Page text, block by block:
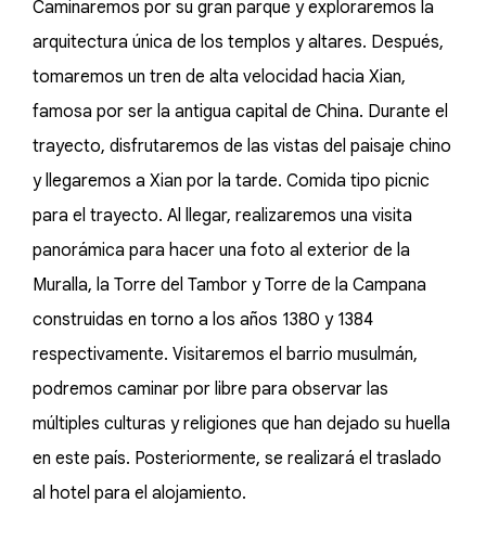
Caminaremos por su gran parque y exploraremos la
arquitectura única de los templos y altares. Después,
tomaremos un tren de alta velocidad hacia Xian,
famosa por ser la antigua capital de China. Durante el
trayecto, disfrutaremos de las vistas del paisaje chino
y llegaremos a Xian por la tarde. Comida tipo picnic
para el trayecto. Al llegar, realizaremos una visita
panorámica para hacer una foto al exterior de la
Muralla, la Torre del Tambor y Torre de la Campana
construidas en torno a los años 1380 y 1384
respectivamente. Visitaremos el barrio musulmán,
podremos caminar por libre para observar las
múltiples culturas y religiones que han dejado su huella
en este país. Posteriormente, se realizará el traslado
al hotel para el alojamiento.